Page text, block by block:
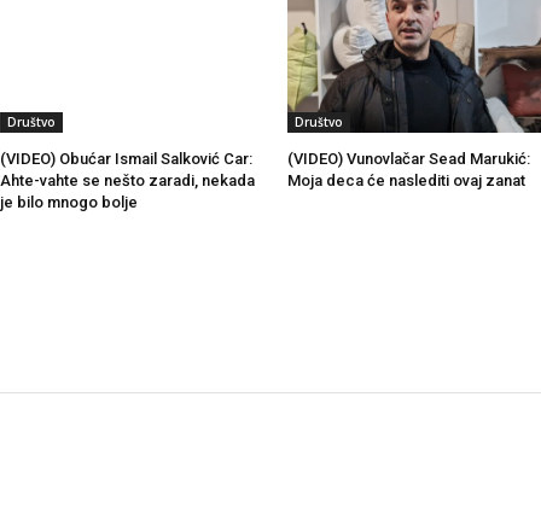
Društvo
(VIDEO) Obućar Ismail Salković Car:
Ahte-vahte se nešto zaradi, nekada
je bilo mnogo bolje
Društvo
(VIDEO) Vunovlačar Sead Marukić:
Moja deca će naslediti ovaj zanat